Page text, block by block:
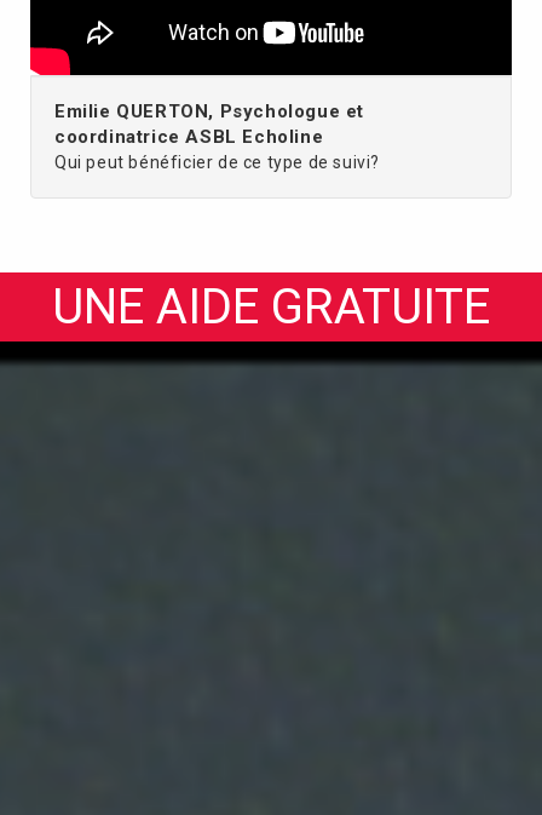
Emilie QUERTON, Psychologue et
coordinatrice ASBL Echoline
Qui peut bénéficier de ce type de suivi?
UNE AIDE GRATUITE